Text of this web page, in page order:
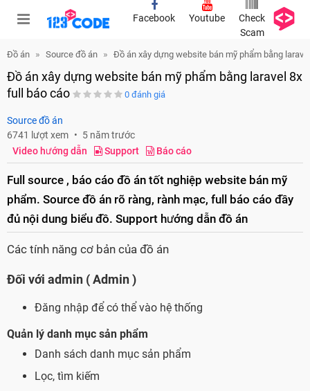
Facebook Youtube
Check
Scam
Đồ án Source đồ án Đồ án xây dựng website bán mỹ phẩm bằng
Đồ án xây dựng website bán mỹ phẩm bằng laravel 8x
full báo cáo
0 đánh giá
Source đồ án
6741 lượt xem
5 năm trước
Video hướng dẫn
Support Báo cáo
Full source , báo cáo đồ án tốt nghiệp website bán mỹ
phẩm. Source đồ án rõ ràng, rành mạc, full báo cáo đầy
đủ nội dung biểu đồ. Support hướng dẫn đồ án
Các tính năng cơ bản của đồ án
Đối với admin ( Admin )
Đăng nhập để có thể vào hệ thống
Quản lý danh mục sản phẩm
Danh sách danh mục sản phẩm
Lọc, tìm kiếm